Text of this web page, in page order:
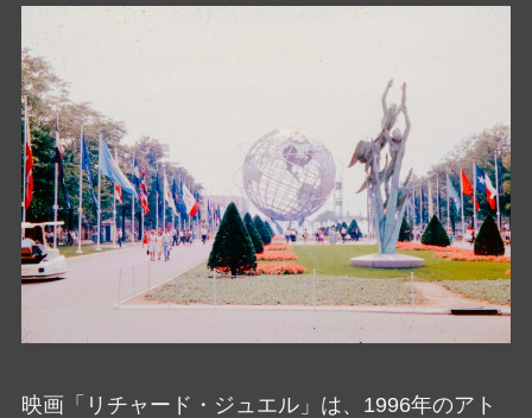
映画「リチャード・ジュエル」は、1996年のアト